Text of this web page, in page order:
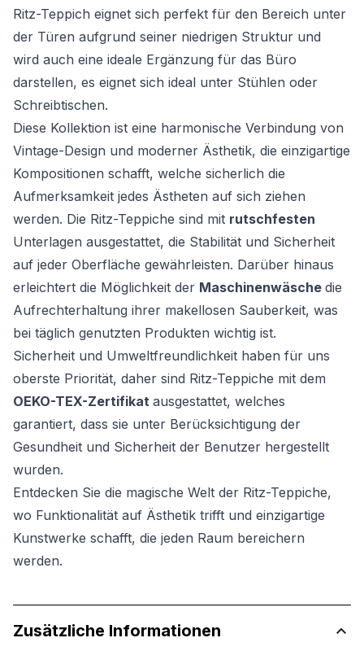
Ritz-Teppich eignet sich perfekt für den Bereich unter
der Türen aufgrund seiner niedrigen Struktur und
wird auch eine ideale Ergänzung für das Büro
darstellen, es eignet sich ideal unter Stühlen oder
Schreibtischen.
Diese Kollektion ist eine harmonische Verbindung von
Vintage-Design und moderner Ästhetik, die einzigartige
Kompositionen schafft, welche sicherlich die
Aufmerksamkeit jedes Ästheten auf sich ziehen
werden. Die Ritz-Teppiche sind mit rutschfesten
Unterlagen ausgestattet, die Stabilität und Sicherheit
auf jeder Oberfläche gewährleisten. Darüber hinaus
erleichtert die Möglichkeit der Maschinenwäsche die
Aufrechterhaltung ihrer makellosen Sauberkeit, was
bei täglich genutzten Produkten wichtig ist.
Sicherheit und Umweltfreundlichkeit haben für uns
oberste Priorität, daher sind Ritz-Teppiche mit dem
OEKO-TEX-Zertifikat ausgestattet, welches
garantiert, dass sie unter Berücksichtigung der
Gesundheit und Sicherheit der Benutzer hergestellt
wurden.
Entdecken Sie die magische Welt der Ritz-Teppiche,
wo Funktionalität auf Ästhetik trifft und einzigartige
Kunstwerke schafft, die jeden Raum bereichern
werden.
Zusätzliche Informationen